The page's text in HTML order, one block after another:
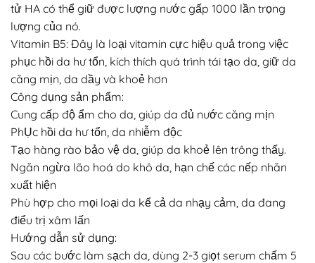
tử HA có thể giữ được lượng nước gấp 1000 lần trọng
lượng của nó.
Vitamin B5: Đây là loại vitamin cực hiệu quả trong việc
phục hồi da hư tổn, kích thích quá trình tái tạo da, giữ da
căng mịn, da dầy và khoẻ hơn
Công dụng sản phẩm:
Cung cấp độ ẩm cho da, giúp da đủ nước căng mịn
PhỤc hồi da hư tổn, da nhiễm độc
Tạo hàng rào bảo vệ da, giúp da khoẻ lên trông thấy.
Ngăn ngừa lão hoá do khô da, hạn chế các nếp nhăn
xuất hiện
Phù hợp cho mọi loại da kể cả da nhạy cảm, da đang
điểu trị xâm lấn
Hướng dẫn sử dụng:
Sau các bước làm sạch da, dùng 2-3 giọt serum chấm 5